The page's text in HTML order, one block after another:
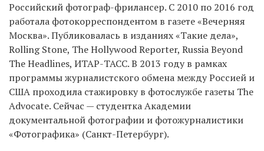
EN
UA
Российский фотограф-фрилансер. C 2010 по 2016 год
работала фотокорреспондентом в газете «Вечерняя
Москва». Публиковалась в изданиях «Такие дела»,
Rolling Stone, The Hollywood Reporter, Russia Beyond
The Headlines, ИТАР-ТАСС. В 2013 году в рамках
программы журналистского обмена между Россией и
США проходила стажировку в фотослужбе газеты The
Advocate. Сейчас — студентка Академии
документальной фотографии и фотожурналистики
«Фотографика» (Санкт-Петербург).